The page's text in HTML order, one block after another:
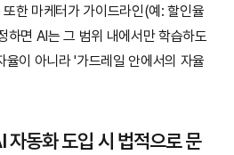
또한 마케터가 가이드라인(예: 할인율
하면 AI는 그 범위 내에서만 학습하도
율이 아니라 '가드레일 안에서의 자율
자동화 도입 시 법적으로 문